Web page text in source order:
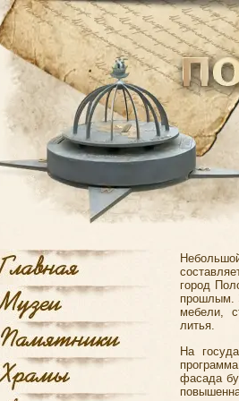
город
прошлым.
мебели,
литья.
На
фасада